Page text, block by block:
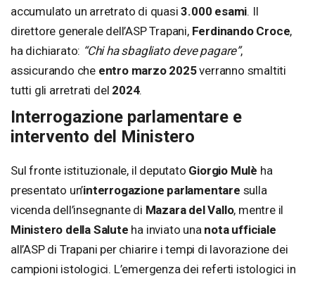
accumulato un arretrato di quasi3.000 esami. Il
direttore generale dell’ASP Trapani, Ferdinando Croce,
ha dichiarato: “Chi ha sbagliato deve pagare”,
assicurando che entro marzo 2025verranno smaltiti
tutti gli arretrati del 2024.
Interrogazione parlamentare e
intervento del Ministero
Sul fronte istituzionale, il deputato Giorgio Mulè ha
presentato un’interrogazione parlamentare sulla
vicenda dell’insegnante di Mazara del Vallo, mentre il
Ministero della Salute ha inviato una nota ufficiale
all’ASP di Trapani per chiarire i tempi di lavorazione dei
campioni istologici. L’emergenza dei referti istologici in